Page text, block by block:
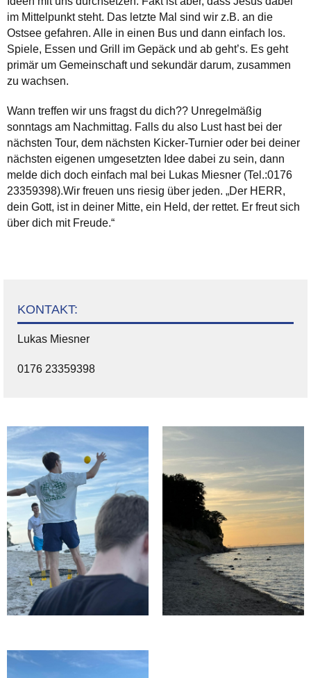
im Mittelpunkt steht. Das letzte Mal sind wir z.B. an die
Ostsee gefahren. Alle in einen Bus und dann einfach los.
Spiele, Essen und Grill im Gepäck und ab geht’s. Es geht
primär um Gemeinschaft und sekundär darum, zusammen
zu wachsen.
Wann treffen wir uns fragst du dich?? Unregelmäßig
sonntags am Nachmittag. Falls du also Lust hast bei der
nächsten Tour, dem nächsten Kicker-Turnier oder bei deiner
nächsten eigenen umgesetzten Idee dabei zu sein, dann
melde dich doch einfach mal bei Lukas Miesner (Tel.:0176
23359398).Wir freuen uns riesig über jeden. „Der HERR,
dein Gott, ist in deiner Mitte, ein Held, der rettet. Er freut sich
über dich mit Freude.“
KONTAKT:
Lukas Miesner
0176 23359398